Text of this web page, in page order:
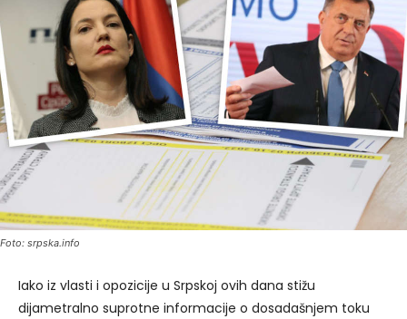
Foto: srpska.info
Iako iz vlasti i opozicije u Srpskoj ovih dana stižu
dijametralno suprotne informacije o dosadašnjem toku